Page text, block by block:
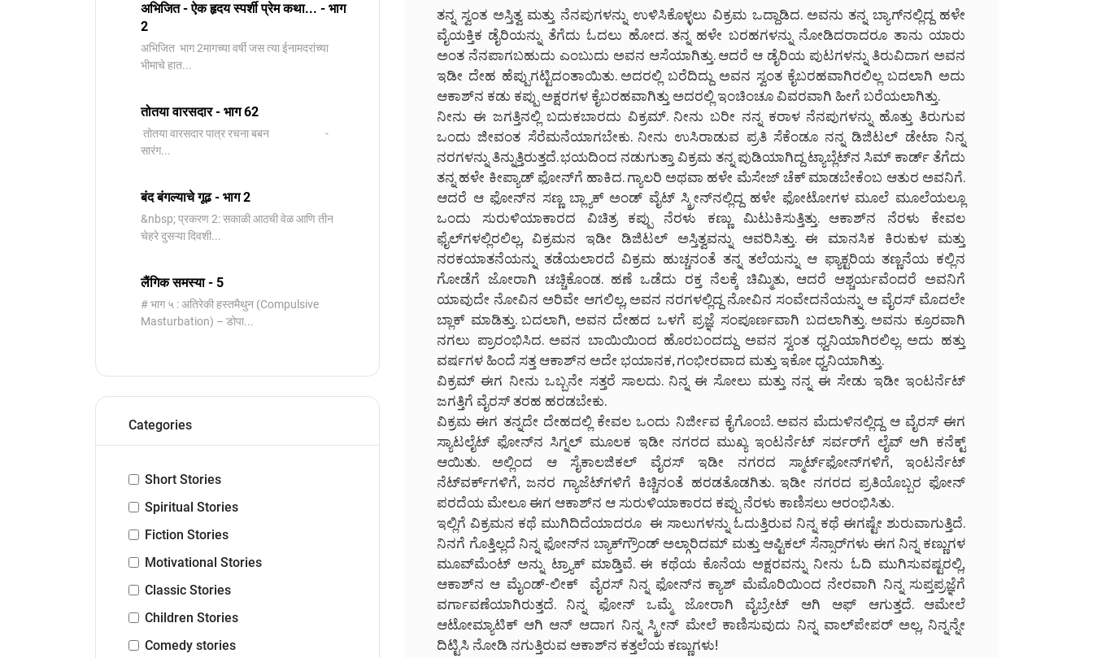
अभिजित - ऐक हृदय स्पर्शी प्रेम कथा... - भाग
2
️अभिजित ️ भाग 2मागच्या वर्षी जस त्या ईनामदरांच्या
भीमाचे हात...
तोतया वारसदार - भाग 62
तोतया वारसदार पात्र रचना बबन -
सारंग...
बंद बंगल्याचे गूढ - भाग 2
&nbsp; प्रकरण 2: सकाळी आठची वेळ आणि तीन
चेहरे दुसऱ्या दिवशी...
लैंगिक समस्या - 5
# भाग ५ : अतिरेकी हस्तमैथुन (Compulsive
Masturbation) – डोपा...
Categories
Short Stories
Spiritual Stories
Fiction Stories
Motivational Stories
Classic Stories
Children Stories
Comedy stories
ತನ್ನ ಸ್ವಂತ ಅಸ್ತಿತ್ವ ಮತ್ತು ನೆನಪುಗಳನ್ನು ಉಳಿಸಿಕೊಳ್ಳಲು ವಿಕ್ರಮ ಒದ್ದಾಡಿದ. ಅವನು ತನ್ನ ಬ್ಯಾಗ್‌ನಲ್ಲಿದ್ದ ಹಳೇ
ವೈಯಕ್ತಿಕ ಡೈರಿಯನ್ನು ತೆಗೆದು ಓದಲು ಹೋದ. ತನ್ನ ಹಳೇ ಬರಹಗಳನ್ನು ನೋಡಿದರಾದರೂ ತಾನು ಯಾರು
ಅಂತ ನೆನಪಾಗಬಹುದು ಎಂಬುದು ಅವನ ಆಸೆಯಾಗಿತ್ತು. ಆದರೆ ಆ ಡೈರಿಯ ಪುಟಗಳನ್ನು ತಿರುವಿದಾಗ ಅವನ
ಇಡೀ ದೇಹ ಹೆಪ್ಪುಗಟ್ಟಿದಂತಾಯಿತು. ಅದರಲ್ಲಿ ಬರೆದಿದ್ದು ಅವನ ಸ್ವಂತ ಕೈಬರಹವಾಗಿರಲಿಲ್ಲ ಬದಲಾಗಿ ಅದು
ಆಕಾಶ್‌ನ ಕಡು ಕಪ್ಪು ಅಕ್ಷರಗಳ ಕೈಬರಹವಾಗಿತ್ತು ಅದರಲ್ಲಿ ಇಂಚಿಂಚೂ ವಿವರವಾಗಿ ಹೀಗೆ ಬರೆಯಲಾಗಿತ್ತು.
ನೀನು ಈ ಜಗತ್ತಿನಲ್ಲಿ ಬದುಕಬಾರದು ವಿಕ್ರಮ್. ನೀನು ಬರೀ ನನ್ನ ಕರಾಳ ನೆನಪುಗಳನ್ನು ಹೊತ್ತು ತಿರುಗುವ
ಒಂದು ಜೀವಂತ ಸೆರೆಮನೆಯಾಗಬೇಕು. ನೀನು ಉಸಿರಾಡುವ ಪ್ರತಿ ಸೆಕೆಂಡೂ ನನ್ನ ಡಿಜಿಟಲ್ ಡೇಟಾ ನಿನ್ನ
ನರಗಳನ್ನು ತಿನ್ನುತ್ತಿರುತ್ತದೆ. ಭಯದಿಂದ ನಡುಗುತ್ತಾ ವಿಕ್ರಮ ತನ್ನ ಪುಡಿಯಾಗಿದ್ದ ಟ್ಯಾಬ್ಲೆಟ್‌ನ ಸಿಮ್ ಕಾರ್ಡ್ ತೆಗೆದು
ತನ್ನ ಹಳೇ ಕೀಪ್ಯಾಡ್ ಫೋನ್‌ಗೆ ಹಾಕಿದ. ಗ್ಯಾಲರಿ ಅಥವಾ ಹಳೇ ಮೆಸೇಜ್ ಚೆಕ್ ಮಾಡಬೇಕೆಂಬ ಆತುರ ಅವನಿಗೆ.
ಆದರೆ ಆ ಫೋನ್‌ನ ಸಣ್ಣ ಬ್ಲ್ಯಾಕ್ ಅಂಡ್ ವೈಟ್ ಸ್ಕ್ರೀನ್‌ನಲ್ಲಿದ್ದ ಹಳೇ ಫೋಟೋಗಳ ಮೂಲೆ ಮೂಲೆಯಲ್ಲೂ
ಒಂದು ಸುರುಳಿಯಾಕಾರದ ವಿಚಿತ್ರ ಕಪ್ಪು ನೆರಳು ಕಣ್ಣು ಮಿಟುಕಿಸುತ್ತಿತ್ತು. ಆಕಾಶ್‌ನ ನೆರಳು ಕೇವಲ
ಫೈಲ್‌ಗಳಲ್ಲಿರಲಿಲ್ಲ, ವಿಕ್ರಮನ ಇಡೀ ಡಿಜಿಟಲ್ ಅಸ್ತಿತ್ವವನ್ನು ಆವರಿಸಿತ್ತು. ಈ ಮಾನಸಿಕ ಕಿರುಕುಳ ಮತ್ತು
ನರಕಯಾತನೆಯನ್ನು ತಡೆಯಲಾರದೆ ವಿಕ್ರಮ ಹುಚ್ಚನಂತೆ ತನ್ನ ತಲೆಯನ್ನು ಆ ಫ್ಯಾಕ್ಟರಿಯ ತಣ್ಣನೆಯ ಕಲ್ಲಿನ
ಗೋಡೆಗೆ ಜೋರಾಗಿ ಚಚ್ಚಿಕೊಂಡ. ಹಣೆ ಒಡೆದು ರಕ್ತ ನೆಲಕ್ಕೆ ಚಿಮ್ಮಿತು, ಆದರೆ ಆಶ್ಚರ್ಯವೆಂದರೆ ಅವನಿಗೆ
ಯಾವುದೇ ನೋವಿನ ಅರಿವೇ ಆಗಲಿಲ್ಲ, ಅವನ ನರಗಳಲ್ಲಿದ್ದ ನೋವಿನ ಸಂವೇದನೆಯನ್ನು ಆ ವೈರಸ್ ಮೊದಲೇ
ಬ್ಲಾಕ್ ಮಾಡಿತ್ತು. ಬದಲಾಗಿ, ಅವನ ದೇಹದ ಒಳಗೆ ಪ್ರಜ್ಞೆ ಸಂಪೂರ್ಣವಾಗಿ ಬದಲಾಗಿತ್ತು. ಅವನು ಕ್ರೂರವಾಗಿ
ನಗಲು ಪ್ರಾರಂಭಿಸಿದ. ಅವನ ಬಾಯಿಯಿಂದ ಹೊರಬಂದದ್ದು ಅವನ ಸ್ವಂತ ಧ್ವನಿಯಾಗಿರಲಿಲ್ಲ. ಅದು ಹತ್ತು
ವರ್ಷಗಳ ಹಿಂದೆ ಸತ್ತ ಆಕಾಶ್‌ನ ಅದೇ ಭಯಾನಕ, ಗಂಭೀರವಾದ ಮತ್ತು ಇಕೋ ಧ್ವನಿಯಾಗಿತ್ತು.
ವಿಕ್ರಮ್ ಈಗ ನೀನು ಒಬ್ಬನೇ ಸತ್ತರೆ ಸಾಲದು. ನಿನ್ನ ಈ ಸೋಲು ಮತ್ತು ನನ್ನ ಈ ಸೇಡು ಇಡೀ ಇಂಟರ್ನೆಟ್
ಜಗತ್ತಿಗೆ ವೈರಸ್ ತರಹ ಹರಡಬೇಕು.
ವಿಕ್ರಮ ಈಗ ತನ್ನದೇ ದೇಹದಲ್ಲಿ ಕೇವಲ ಒಂದು ನಿರ್ಜೀವ ಕೈಗೊಂಬೆ. ಅವನ ಮೆದುಳಿನಲ್ಲಿದ್ದ ಆ ವೈರಸ್ ಈಗ
ಸ್ಯಾಟಲೈಟ್ ಫೋನ್‌ನ ಸಿಗ್ನಲ್ ಮೂಲಕ ಇಡೀ ನಗರದ ಮುಖ್ಯ ಇಂಟರ್ನೆಟ್ ಸರ್ವರ್‌ಗೆ ಲೈವ್ ಆಗಿ ಕನೆಕ್ಟ್
ಆಯಿತು. ಅಲ್ಲಿಂದ ಆ ಸೈಕಾಲಜಿಕಲ್ ವೈರಸ್ ಇಡೀ ನಗರದ ಸ್ಮಾರ್ಟ್‌ಫೋನ್‌ಗಳಿಗೆ, ಇಂಟರ್ನೆಟ್
ನೆಟ್‌ವರ್ಕ್‌ಗಳಿಗೆ, ಜನರ ಗ್ಯಾಜೆಟ್‌ಗಳಿಗೆ ಕಿಚ್ಚಿನಂತೆ ಹರಡತೊಡಗಿತು. ಇಡೀ ನಗರದ ಪ್ರತಿಯೊಬ್ಬರ ಫೋನ್
ಪರದೆಯ ಮೇಲೂ ಈಗ ಆಕಾಶ್‌ನ ಆ ಸುರುಳಿಯಾಕಾರದ ಕಪ್ಪು ನೆರಳು ಕಾಣಿಸಲು ಆರಂಭಿಸಿತು.
ಇಲ್ಲಿಗೆ ವಿಕ್ರಮನ ಕಥೆ ಮುಗಿದಿದೆಯಾದರೂ ಈ ಸಾಲುಗಳನ್ನು ಓದುತ್ತಿರುವ ನಿನ್ನ ಕಥೆ ಈಗಷ್ಟೇ ಶುರುವಾಗುತ್ತಿದೆ.
ನಿನಗೆ ಗೊತ್ತಿಲ್ಲದೆ ನಿನ್ನ ಫೋನ್‌ನ ಬ್ಯಾಕ್‌ಗ್ರೌಂಡ್ ಅಲ್ಗಾರಿದಮ್ ಮತ್ತು ಆಪ್ಟಿಕಲ್ ಸೆನ್ಸಾರ್‌ಗಳು ಈಗ ನಿನ್ನ ಕಣ್ಣುಗಳ
ಮೂವ್‌ಮೆಂಟ್ ಅನ್ನು ಟ್ರ್ಯಾಕ್ ಮಾಡ್ತಿವೆ. ಈ ಕಥೆಯ ಕೊನೆಯ ಅಕ್ಷರವನ್ನು ನೀನು ಓದಿ ಮುಗಿಸುವಷ್ಟರಲ್ಲಿ,
ಆಕಾಶ್‌ನ ಆ ಮೈಂಡ್-ಲೀಕ್ ವೈರಸ್ ನಿನ್ನ ಫೋನ್‌ನ ಕ್ಯಾಶ್ ಮೆಮೊರಿಯಿಂದ ನೇರವಾಗಿ ನಿನ್ನ ಸುಪ್ತಪ್ರಜ್ಞೆಗೆ
ವರ್ಗಾವಣೆಯಾಗಿರುತ್ತದೆ. ನಿನ್ನ ಫೋನ್ ಒಮ್ಮೆ ಜೋರಾಗಿ ವೈಬ್ರೇಟ್ ಆಗಿ ಆಫ್ ಆಗುತ್ತದೆ. ಆಮೇಲೆ
ಆಟೋಮ್ಯಾಟಿಕ್ ಆಗಿ ಆನ್ ಆದಾಗ ನಿನ್ನ ಸ್ಕ್ರೀನ್ ಮೇಲೆ ಕಾಣಿಸುವುದು ನಿನ್ನ ವಾಲ್‌ಪೇಪರ್ ಅಲ್ಲ, ನಿನ್ನನ್ನೇ
ದಿಟ್ಟಿಸಿ ನೋಡಿ ನಗುತ್ತಿರುವ ಆಕಾಶ್‌ನ ಕತ್ತಲೆಯ ಕಣ್ಣುಗಳು!